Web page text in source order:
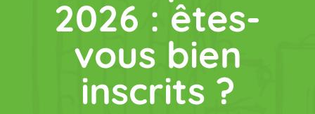
2026 : êtes-
vous bien
inscrits ?